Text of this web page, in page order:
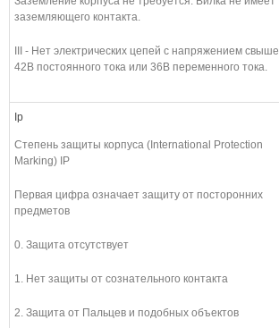
заземляющего контакта.
III - Нет электрических цепей с напряжением свыше
42В постоянного тока или 36В переменного тока.
Ip
Степень защиты корпуса (International Protection
Marking) IP
Первая цифра означает защиту от посторонних
предметов
0. Защита отсутствует
1. Нет защиты от сознательного контакта
2. Защита от Пальцев и подобных объектов